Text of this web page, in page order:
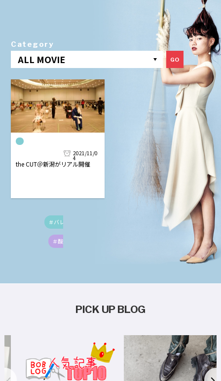
Category
2021/11/0
4
the CUT＠新潟がリアル開催
＃バレイヤージュ ＃売り上げ
＃酸熱トリートメント
PICK UP BLOG